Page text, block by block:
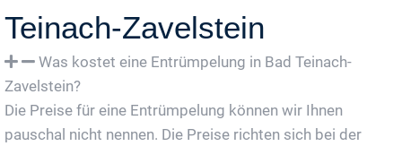
Teinach-Zavelstein
Was kostet eine Entrümpelung in Bad Teinach-
Zavelstein?
Die Preise für eine Entrümpelung können wir Ihnen
pauschal nicht nennen. Die Preise richten sich bei der